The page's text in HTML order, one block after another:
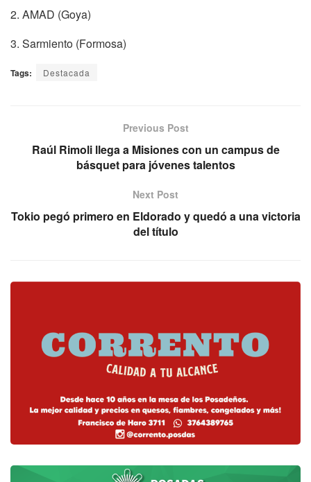
2. AMAD (Goya)
3. Sarmiento (Formosa)
Tags: Destacada
Previous Post
Raúl Rimoli llega a Misiones con un campus de
básquet para jóvenes talentos
Next Post
Tokio pegó primero en Eldorado y quedó a una victoria
del título